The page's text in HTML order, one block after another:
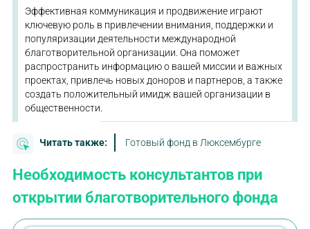
Эффективная коммуникация и продвижение играют
ключевую роль в привлечении внимания, поддержки и
популяризации деятельности международной
благотворительной организации. Она поможет
распространить информацию о вашей миссии и важных
проектах, привлечь новых доноров и партнеров, а также
создать положительный имидж вашей организации в
общественности.
Читать также: Готовый фонд в Люксембурге
Необходимость консультантов при
открытии благотворительного фонда